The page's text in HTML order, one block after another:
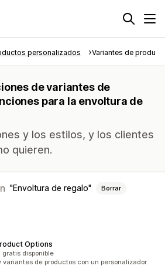
personalizados Variantes de
de variantes de
para la envoltura de
y los estilos, y los clientes
quieren.
Envoltura de regalo Borrar
Options
gratis disponible
variantes de productos con un personalizador